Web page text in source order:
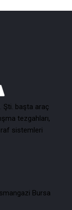
Şti. başta araç
tezgahları,
sistemleri
Bursa